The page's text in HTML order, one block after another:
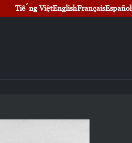
Tiếng ViệtEnglishFrançaisEspañol